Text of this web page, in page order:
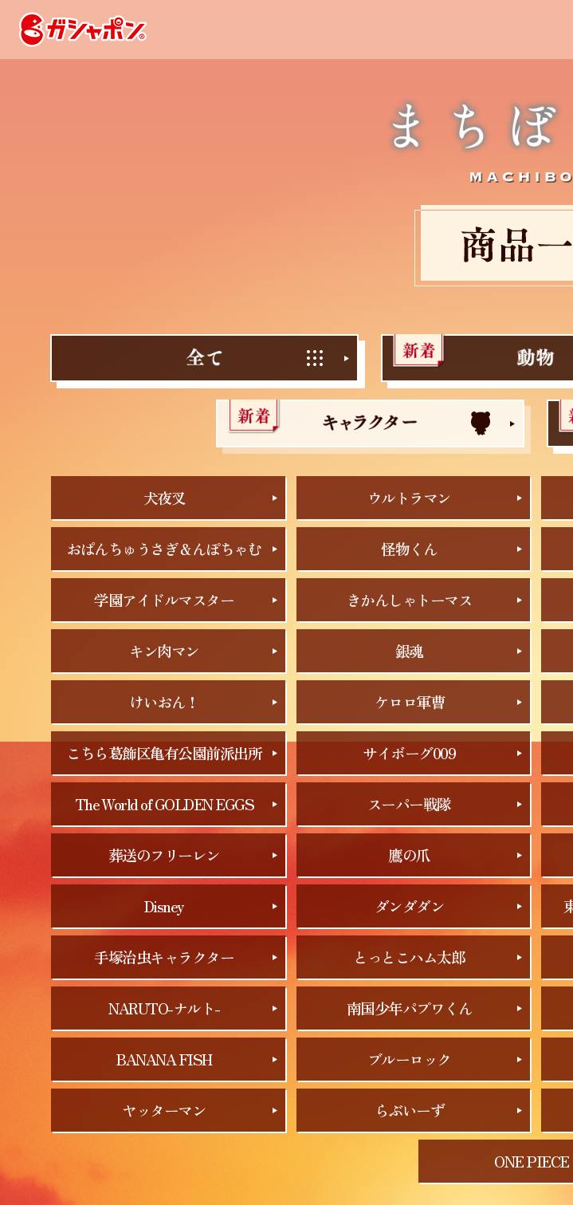
犬夜叉 ウルトラマン
おぱんちゅうさぎ＆んぽちゃむ 怪物くん
学園アイドルマスター きかんしゃトーマス
キン肉マン 銀魂
けいおん！ ケロロ軍曹
こちら葛飾区亀有公園前派出所 サイボーグ009
The World of GOLDEN EGGS スーパー戦隊
葬送のフリーレン 鷹の爪
Disney ダンダダン
手塚治虫キャラクター とっとこハム太郎
NARUTO-ナルト- 南国少年パプワくん
BANANA FISH ブルーロック
ヤッターマン らぶいーず
ONE PIECE